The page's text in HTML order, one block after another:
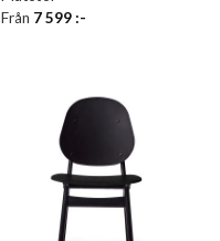
Från 7 599:-